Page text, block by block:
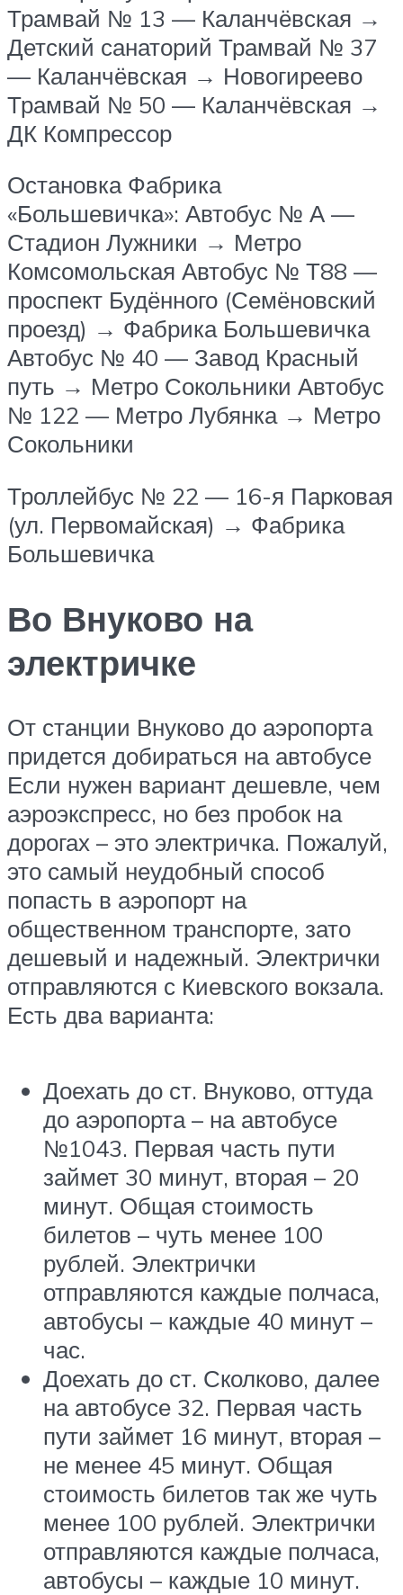
Трамвай № 13 — Каланчёвская →
Детский санаторий Трамвай № 37
— Каланчёвская → Новогиреево
Трамвай № 50 — Каланчёвская →
ДК Компрессор
Остановка Фабрика
«Большевичка»: Автобус № А —
Стадион Лужники → Метро
Комсомольская Автобус № Т88 —
проспект Будённого (Семёновский
проезд) → Фабрика Большевичка
Автобус № 40 — Завод Красный
путь → Метро Сокольники Автобус
№ 122 — Метро Лубянка → Метро
Сокольники
Троллейбус № 22 — 16-я Парковая
(ул. Первомайская) → Фабрика
Большевичка
Во Внуково на
электричке
От станции Внуково до аэропорта
придется добираться на автобусе
Если нужен вариант дешевле, чем
аэроэкспресс, но без пробок на
дорогах – это электричка. Пожалуй,
это самый неудобный способ
попасть в аэропорт на
общественном транспорте, зато
дешевый и надежный. Электрички
отправляются с Киевского вокзала.
Есть два варианта:
Доехать до ст. Внуково, оттуда
до аэропорта – на автобусе
№1043. Первая часть пути
займет 30 минут, вторая – 20
минут. Общая стоимость
билетов – чуть менее 100
рублей. Электрички
отправляются каждые полчаса,
автобусы – каждые 40 минут –
час.
Доехать до ст. Сколково, далее
на автобусе 32. Первая часть
пути займет 16 минут, вторая –
не менее 45 минут. Общая
стоимость билетов так же чуть
менее 100 рублей. Электрички
отправляются каждые полчаса,
автобусы – каждые 10 минут.